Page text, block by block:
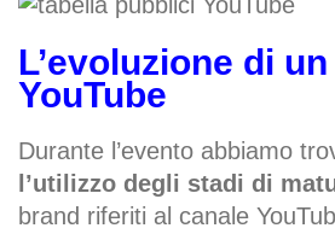
L’evoluzione di
YouTube
Durante l’evento abbiamo
l’utilizzo degli stadi di
brand riferiti al canale